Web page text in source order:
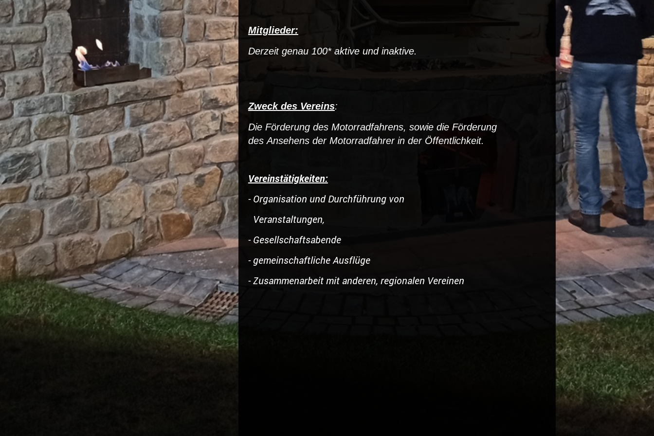
Mitglieder:
Derzeit genau 100* aktive und inaktive.
Zweck des Vereins:
Die Förderung des Motorradfahrens, sowie die Förderung
des Ansehens der Motorradfahrer in der Öffentlichkeit.
Vereinstätigkeiten:
- Organisation und Durchführung von
Veranstaltungen,
- Gesellschaftsabende
- gemeinschaftliche Ausflüge
- Zusammenarbeit mit anderen, regionalen Vereinen